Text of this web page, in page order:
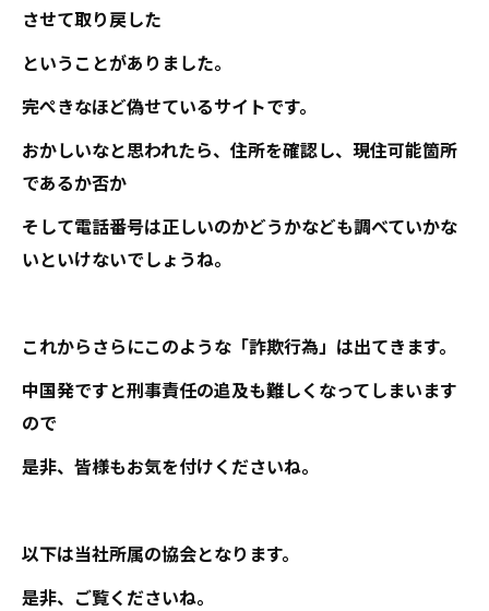
させて取り戻した
ということがありました。
完ぺきなほど偽せているサイトです。
おかしいなと思われたら、住所を確認し、現住可能箇所
であるか否か
そして電話番号は正しいのかどうかなども調べていかな
いといけないでしょうね。
これからさらにこのような「詐欺行為」は出てきます。
中国発ですと刑事責任の追及も難しくなってしまいます
ので
是非、皆様もお気を付けくださいね。
以下は当社所属の協会となります。
是非、ご覧くださいね。